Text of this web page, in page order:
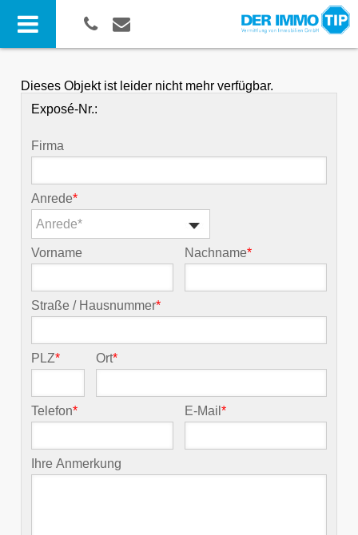
Dieses Objekt ist leider nicht mehr verfügbar.
Exposé-Nr.:
Firma
Anrede*
Anrede*
Vorname Nachname*
Straße / Hausnummer*
PLZ* Ort*
Telefon* E-Mail*
Ihre Anmerkung